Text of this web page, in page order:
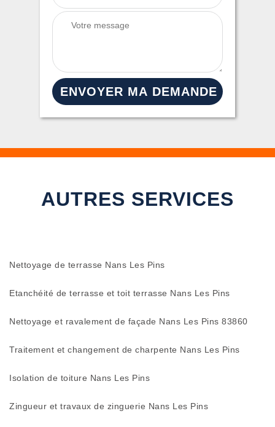
AUTRES SERVICES
Nettoyage de terrasse Nans Les Pins
Etanchéité de terrasse et toit terrasse Nans Les Pins
Nettoyage et ravalement de façade Nans Les Pins 83860
Traitement et changement de charpente Nans Les Pins
Isolation de toiture Nans Les Pins
Zingueur et travaux de zinguerie Nans Les Pins